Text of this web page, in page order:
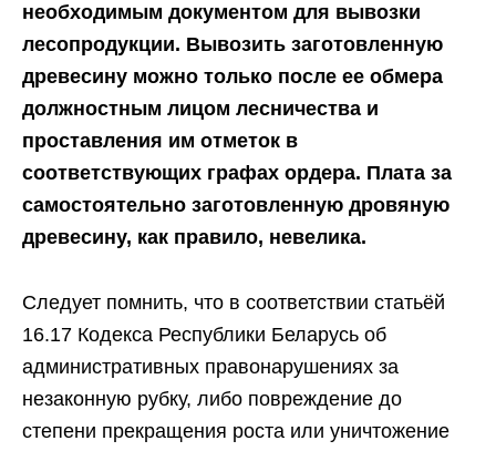
необходимым документом для вывозки
лесопродукции. Вывозить заготовленную
древесину можно только после ее обмера
должностным лицом лесничества и
проставления им отметок в
соответствующих графах ордера. Плата за
самостоятельно заготовленную дровяную
древесину, как правило, невелика.
Следует помнить, что в соответствии статьёй
16.17 Кодекса Республики Беларусь об
административных правонарушениях за
незаконную рубку, либо повреждение до
степени прекращения роста или уничтожение